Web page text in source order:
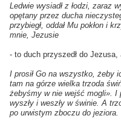
Ledwie wysiadł z łodzi, zaraz
opętany przez ducha
przybiegł, oddał Mu pokłon i
mnie, Jezusie
- to duch przyszedł do
I prosił Go na wszystko, żeby
tam na górze wielka trzoda
żebyśmy w nie wejść mogli». I
wyszły i weszły w świnie. A
po urwistym zboczu do